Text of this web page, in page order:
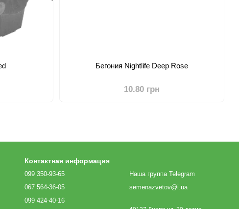
Бегония Nightlife Deep Rose
10.80 грн
Контактная информация
099 350-93-65
067 564-36-05
099 424-40-16
Наша группа Telegram
semenazvetov@i.ua